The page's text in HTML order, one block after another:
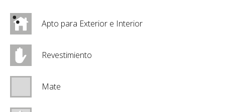
Apto para Exterior e Interior
Revestimiento
Mate